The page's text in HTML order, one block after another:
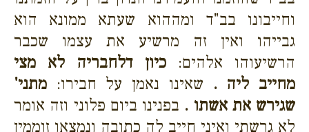
וחייבונו בב"ד ומההוא שעתא ממונא הוא
גבייהו ואין זה מרשיע את עצמו שכבר
הרשיעוהו אלהים:כיון דלחבריה לא מצי
מחייב ליה . שאינו נאמן על חבירו: מתני'
שגירש את אשתו . בפנינו ביום פלוני וזה אומר
לא גרשתי ואיני חייב לה כתובה ונמצאו זוממין